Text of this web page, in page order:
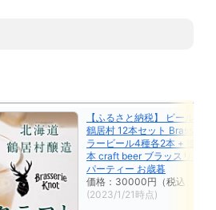
【ふるさと納税】 ビール ク
鶴居村 12本セット Brasserie
ラービール4種各2本 + 道東
本 craft beer ブラッスリーノ
パーティー お歳暮
価格：30000円（税込、送料
(2023/1/21時点)